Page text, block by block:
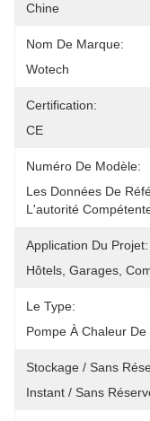
Chine
Nom De Marque:
Wotech
Certification:
CE
Numéro De Modèle:
Les Données De
L'autorité
Application Du Projet:
Hôtels, Garages,
Le Type:
Pompe À Chaleur De
Stockage / Sans
Instant / Sans